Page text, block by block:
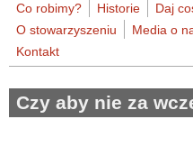
Co robimy? Historie Daj
O stowarzyszeniu
Media o
Kontakt
Czy aby nie za